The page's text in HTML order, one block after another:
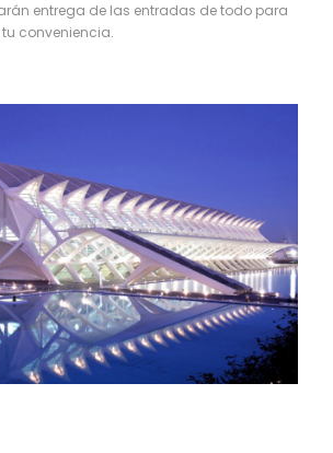
entrega de las entradas de todo para
conveniencia.